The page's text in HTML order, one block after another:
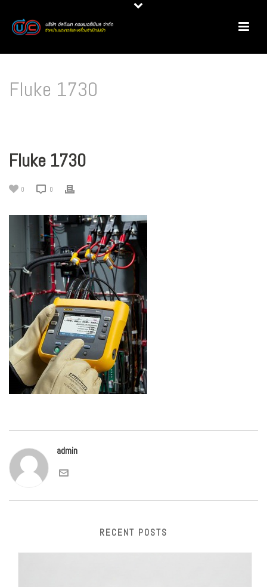
Fluke 1730
Fluke 1730
0 0
admin
RECENT POSTS